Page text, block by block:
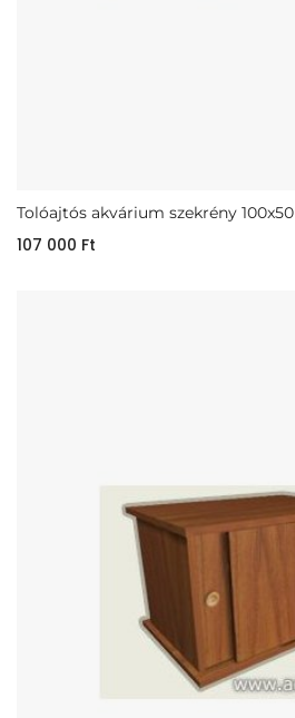
Tolóajtós akvárium szekrény 100x50
107 000 Ft